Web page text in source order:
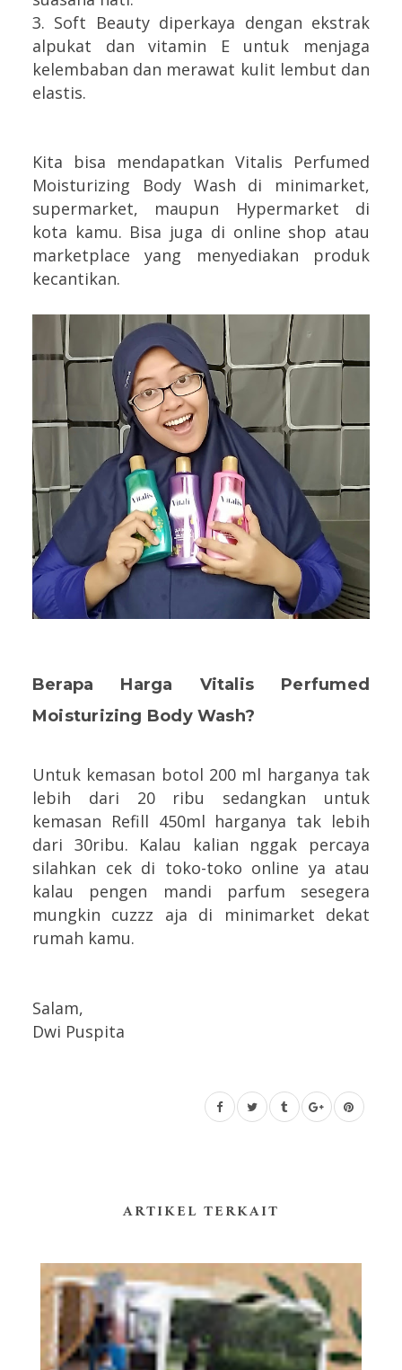
3. Soft Beauty diperkaya dengan ekstrak
alpukat dan vitamin E untuk menjaga
kelembaban dan merawat kulit lembut dan
elastis.
Kita bisa mendapatkan Vitalis Perfumed
Moisturizing Body Wash di minimarket,
supermarket, maupun Hypermarket di
kota kamu. Bisa juga di online shop atau
marketplace yang menyediakan produk
kecantikan.
Berapa Harga Vitalis Perfumed
Moisturizing Body Wash?
Untuk kemasan botol 200 ml harganya tak
lebih dari 20 ribu sedangkan untuk
kemasan Refill 450ml harganya tak lebih
dari 30ribu. Kalau kalian nggak percaya
silahkan cek di toko-toko online ya atau
kalau pengen mandi parfum sesegera
mungkin cuzzz aja di minimarket dekat
rumah kamu.
Salam,
Dwi Puspita
ARTIKEL TERKAIT